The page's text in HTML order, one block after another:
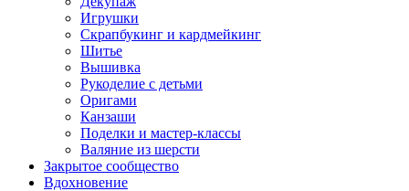
Игрушки
Скрапбукинг и кардмейкинг
Шитье
Вышивка
Рукоделие с детьми
Оригами
Канзаши
Поделки и мастер-классы
Валяние из шерсти
Закрытое сообщество
Вдохновение